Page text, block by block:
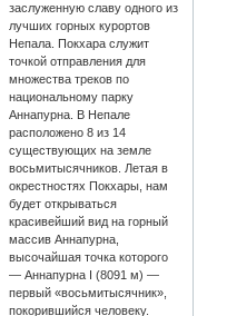
заслуженную славу одного из
лучших горных курортов
Непала. Покхара служит
точкой отправления для
множества треков по
национальному парку
Аннапурна. В Непале
расположено 8 из 14
существующих на земле
восьмитысячников. Летая в
окрестностях Покхары, нам
будет открываться
красивейший вид на горный
массив Аннапурна,
высочайшая точка которого
— Аннапурна I (8091 м) —
первый «восьмитысячник»,
покорившийся человеку.